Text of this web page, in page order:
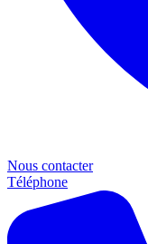
Nous contacter
Téléphone